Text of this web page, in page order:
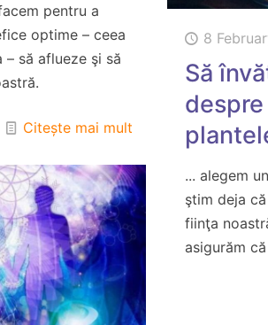
pentru a
optime – ceea
să aflueze şi să
Citește mai mult
8
Să
... alegem
ştim deja
fiinţa
asigurăm